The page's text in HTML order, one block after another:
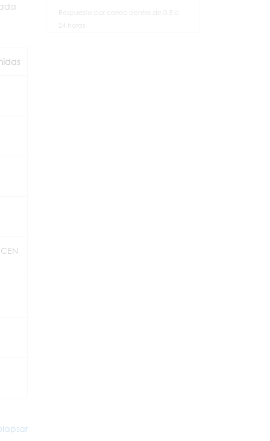
Respuesta por correo dentro de 0.5 a
24 horas.